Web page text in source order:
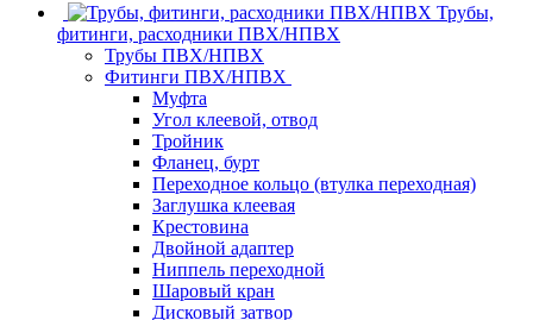
Трубы,
фитинги, расходники ПВХ/НПВХ
Трубы ПВХ/НПВХ
Фитинги ПВХ/НПВХ
Муфта
Угол клеевой, отвод
Тройник
Фланец, бурт
Переходное кольцо (втулка переходная)
Заглушка клеевая
Крестовина
Двойной адаптер
Ниппель переходной
Шаровый кран
Дисковый затвор